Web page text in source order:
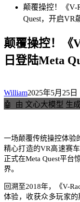
颠覆操控！《V-
Quest，开启VR
颠覆操控！《
日登陆Meta
William2025年5月25日
🤖
由 文心大模型 生
一场颠覆传统操控体验
精心打造的VR高速赛
正式在Meta Quest平台
界。
回溯至2018年，《V-
体验，收获众多玩家